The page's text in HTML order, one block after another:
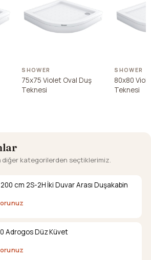
SHOWER
75x75 Violet Oval Duş
Teknesi
SHOWER
80x80
Teknesi
diğer kategorilerden seçtiklerimiz.
cm 2S-2H İki Duvar Arası Duşakabin
Adrogos Düz Küvet